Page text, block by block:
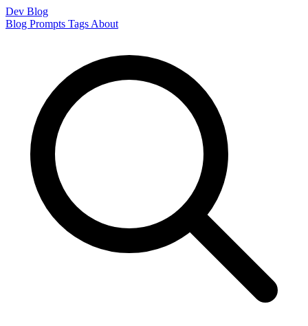
Dev Blog
Blog Prompts Tags About